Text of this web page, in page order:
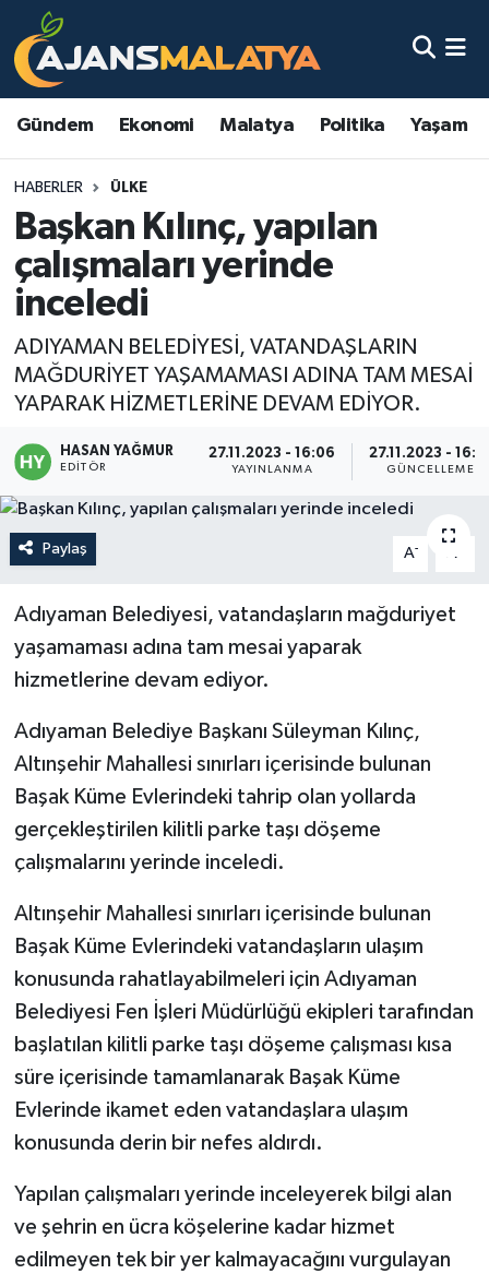
Gündem Ekonomi Malatya Politika Yaşam
HABERLER ÜLKE
Başkan Kılınç, yapılan
çalışmaları yerinde
inceledi
ADIYAMAN BELEDİYESİ, VATANDAŞLARIN
MAĞDURİYET YAŞAMAMASI ADINA TAM MESAİ
YAPARAK HİZMETLERİNE DEVAM EDİYOR.
HASAN YAĞMUR
EDITÖR
27.11.2023 - 16:06
YAYINLANMA
27.11.2023 -
GÜNCELLEME
Paylaş A- A
Adıyaman Belediyesi, vatandaşların mağduriyet
yaşamaması adına tam mesai yaparak
hizmetlerine devam ediyor.
Adıyaman Belediye Başkanı Süleyman Kılınç,
Altınşehir Mahallesi sınırları içerisinde bulunan
Başak Küme Evlerindeki tahrip olan yollarda
gerçekleştirilen kilitli parke taşı döşeme
çalışmalarını yerinde inceledi.
Altınşehir Mahallesi sınırları içerisinde bulunan
Başak Küme Evlerindeki vatandaşların ulaşım
konusunda rahatlayabilmeleri için Adıyaman
Belediyesi Fen İşleri Müdürlüğü ekipleri tarafından
başlatılan kilitli parke taşı döşeme çalışması kısa
süre içerisinde tamamlanarak Başak Küme
Evlerinde ikamet eden vatandaşlara ulaşım
konusunda derin bir nefes aldırdı.
Yapılan çalışmaları yerinde inceleyerek bilgi alan
ve şehrin en ücra köşelerine kadar hizmet
edilmeyen tek bir yer kalmayacağını vurgulayan
Asayiş
Eğitim
Ekonomi
Gündem
Kadın
Kültür & Sanat
Magazin
Spor
Malatya Nöbetçi Eczaneler
Malatya Namaz Vakitleri
Malatya Trafik Yoğunluk Haritası
TFF 3.Lig 2.Grup Puan Durumu ve Fikstür
Tüm Manşetler
Son Dakika Haberleri
Haber Arşivi